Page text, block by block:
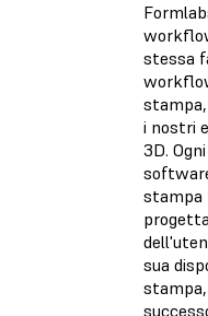
stessa
i nostri
3D.
stampa
sua